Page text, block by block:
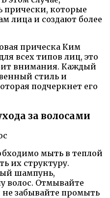
прически, которые
лица и создают более
прическа Ким
всех типов лиц, это
внимания. Каждый
стиль и
подчеркнет его
за волосами
мыть в теплой
их структуру.
шампунь,
волос. Отмывайте
забывайте промыть